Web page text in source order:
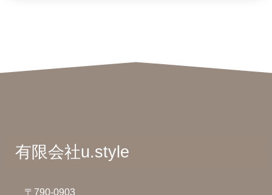
有限会社u.style
〒790-0903